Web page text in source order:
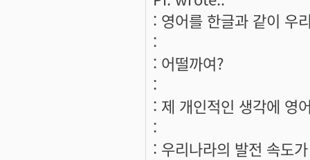
: 영어를 한글과 같이 우
:
: 어떨까여?
:
: 제 개인적인 생각에 영
:
: 우리나라의 발전 속도